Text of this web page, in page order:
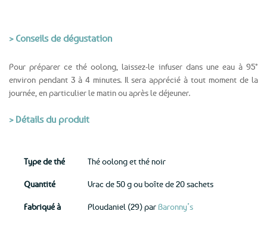
> Conseils de dégustation
Pour préparer ce thé oolong, laissez-le infuser dans une eau à 95°
environ pendant 3 à 4 minutes. Il sera apprécié à tout moment de la
journée, en particulier le matin ou après le déjeuner.
> Détails du produit
Type de thé Thé oolong et thé noir
Quantité Vrac de 50 g ou boîte de 20 sachets
Fabriqué à Ploudaniel (29) par Baronny’s